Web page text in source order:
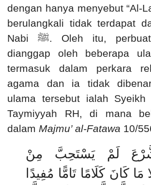
dengan hanya menyebut “Al-
berulangkali tidak terdapat
Nabi ﷺ. Oleh itu,
dianggap oleh beberapa
termasuk dalam perkara
agama dan ia tidak
ulama tersebut ialah Syeikh
Taymiyyah RH, di mana
dalam Majmu’ al-Fatawa 10/
لَمْ يَسْتَحِبَّ مِنْ
مَا كَانَ كَلَامًا تَامًّا مُفِيدًا